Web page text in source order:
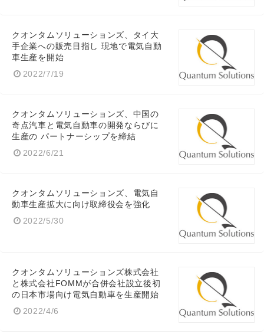
クオンタムソリューションズ、タイ大
手企業への販売目指し 現地で電気自動
車生産を開始
2022/7/19
クオンタムソリューションズ、中国の
奇点汽車と電気自動車の開発ならびに
生産の パートナーシップを締結
2022/6/21
クオンタムソリューションズ、電気自
動車生産拡大に向け取締役会を強化
2022/5/30
クオンタムソリューションズ株式会社
と株式会社FOMMが合併会社設立後初
の日本市場向け電気自動車を生産開始
2022/4/6